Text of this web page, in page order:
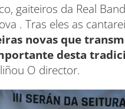
gaiteiros da Real
. Tras eles as
novas que
desta
O director.